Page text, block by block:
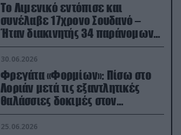
Το Λιμενικό εντόπισε και
συνέλαβε 17χρονο Σουδανό –
Ήταν διακινητής 34 παράνομων
μεταναστών
30.06.2026
Φρεγάτα «Φορμίων»: Πίσω στο
Λοριάν μετά τις εξαντλητικές
θαλάσσιες δοκιμές στον
απαιτητικό Βισκαϊκό
25.06.2026